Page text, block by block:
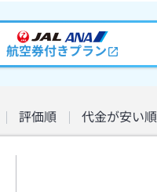
航空券付きプラン
評価順 代金が安い順